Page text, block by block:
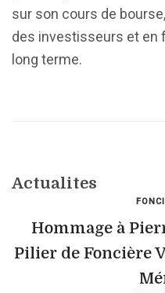
sur son cours de
des investisseurs et en
long terme.
Actualites
Hommage à
Pilier de Foncière